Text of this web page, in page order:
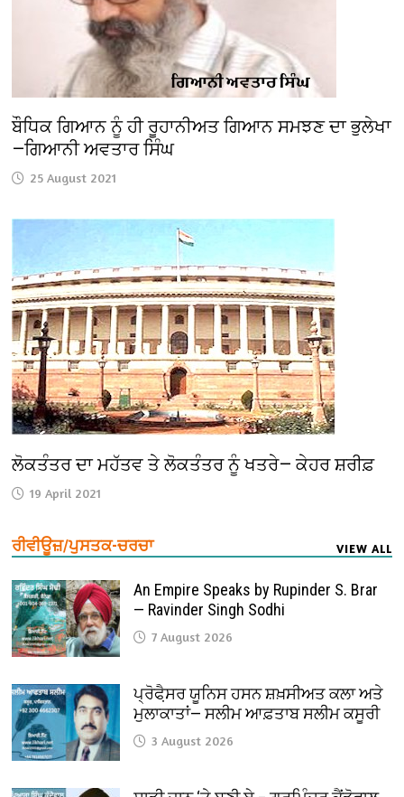
ਬੌਧਿਕ ਗਿਆਨ ਨੂੰ ਹੀ ਰੂਹਾਨੀਅਤ ਗਿਆਨ ਸਮਝਣ ਦਾ ਭੁਲੇਖਾ
—ਗਿਆਨੀ ਅਵਤਾਰ ਸਿੰਘ
25 August 2021
ਲੋਕਤੰਤਰ ਦਾ ਮਹੱਤਵ ਤੇ ਲੋਕਤੰਤਰ ਨੂੰ ਖਤਰੇ— ਕੇਹਰ ਸ਼ਰੀਫ਼
19 April 2021
ਰੀਵੀਊਜ਼/ਪੁਸਤਕ-ਚਰਚਾ VIEW ALL
An Empire Speaks by Rupinder S. Brar
— Ravinder Singh Sodhi
7 August 2026
ਪ੍ਰੋਫੈ਼ਸਰ ਯੂਨਿਸ ਹਸਨ ਸ਼ਖ਼ਸੀਅਤ ਕਲਾ ਅਤੇ
ਮੁਲਾਕਾਤਾਂ— ਸਲੀਮ ਆਫ਼ਤਾਬ ਸਲੀਮ ਕਸੂਰੀ
3 August 2026